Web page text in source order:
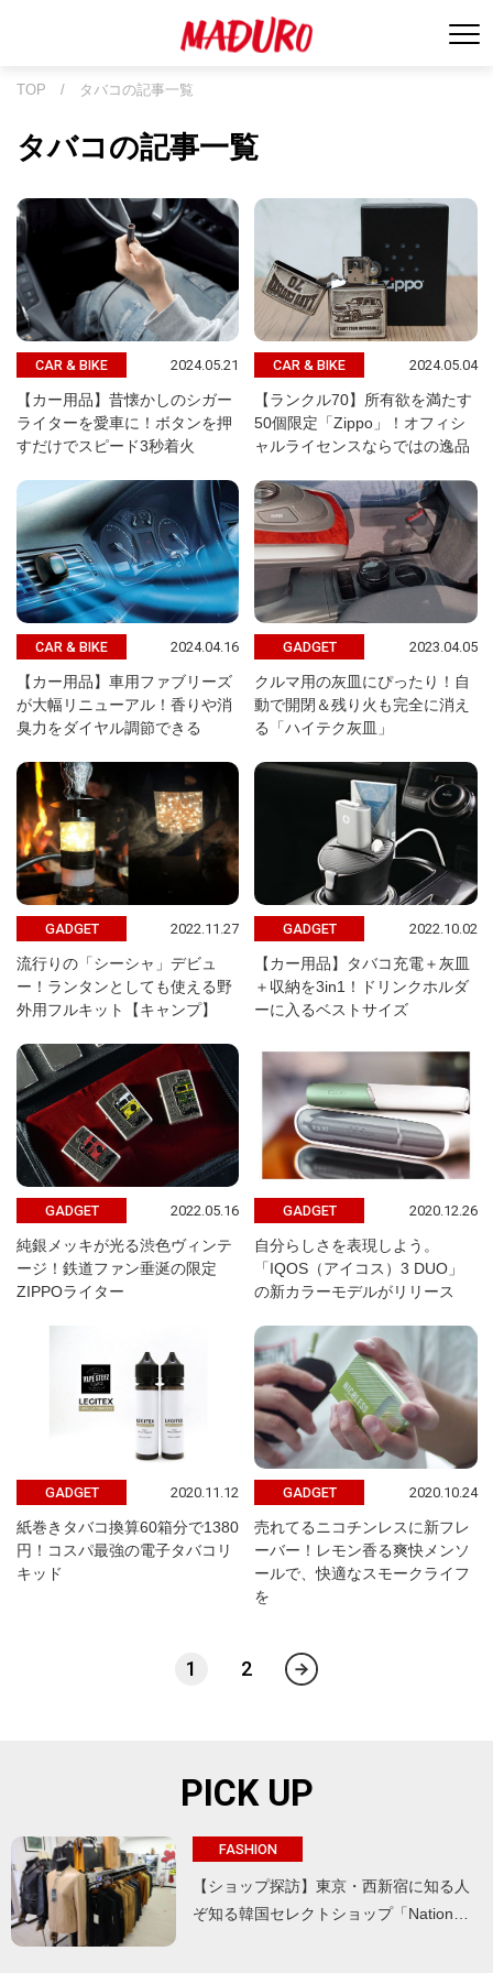
TOP / タバコの記事一覧
タバコの記事一覧
CAR & BIKE 2024.05.21
【カー用品】昔懐かしのシガー
ライターを愛車に！ボタンを押
すだけでスピード3秒着火
CAR & BIKE 2024.05.04
【ランクル70】所有欲を満たす
50個限定「Zippo」！オフィシ
ャルライセンスならではの逸品
CAR & BIKE 2024.04.16
【カー用品】車用ファブリーズ
が大幅リニューアル！香りや消
臭力をダイヤル調節できる
GADGET 2023.04.05
クルマ用の灰皿にぴったり！自
動で開閉＆残り火も完全に消え
る「ハイテク灰皿」
GADGET 2022.11.27
流行りの「シーシャ」デビュ
ー！ランタンとしても使える野
外用フルキット【キャンプ】
GADGET 2022.10.02
【カー用品】タバコ充電＋灰皿
＋収納を3in1！ドリンクホルダ
ーに入るベストサイズ
GADGET 2022.05.16
純銀メッキが光る渋色ヴィンテ
ージ！鉄道ファン垂涎の限定
ZIPPOライター
GADGET 2020.12.26
自分らしさを表現しよう。
「IQOS（アイコス）3 DUO」
の新カラーモデルがリリース
GADGET 2020.11.12
紙巻きタバコ換算60箱分で1380
円！コスパ最強の電子タバコリ
キッド
GADGET 2020.10.24
売れてるニコチンレスに新フレ
ーバー！レモン香る爽快メンソ
ールで、快適なスモークライフ
を
1 2
PICK UP
FASHION
【ショップ探訪】東京・西新宿に知る人
ぞ知る韓国セレクトショップ「Nation…